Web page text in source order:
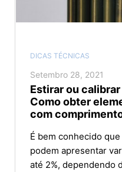
DICAS TÉCNICAS
Setembro 28, 2021
Estirar ou
Como obter
com
É bem conhecido
podem apresentar
até 2%, dependendo